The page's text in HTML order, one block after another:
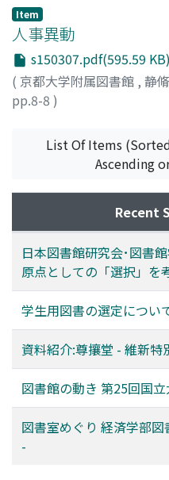
Item
人事異動
s150307.pdf(595.59 KB)
( 京都大学附属図書館 , 静脩
pp.8-8 )
List Of Items
Ascending
Recent
日本図書館研究会･図書
原点としての「選択」を
学生用図書の選定につい
資料紹介:尊攘堂 - 維新特
図書館の動き 第25回国
図書室めぐり 経済学部
-